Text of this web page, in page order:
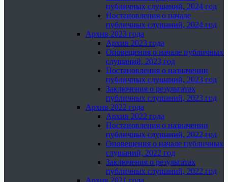
публичных слушаний, 2024 год
Постановления о начале
публичных слушаний, 2024 год
Архив 2023 года
Архив 2023 года
Оповещения о начале публичных
слушаний, 2023 год
Постановления о назначении
публичных слушаний, 2023 год
Заключения о результатах
публичных слушаний, 2023 год
Архив 2022 года
Архив 2022 года
Постановления о назначении
публичных слушаний, 2022 год
Оповещения о начале публичных
слушаний, 2022 год
Заключения о результатах
публичных слушаний, 2022 год
Архив 2021 года